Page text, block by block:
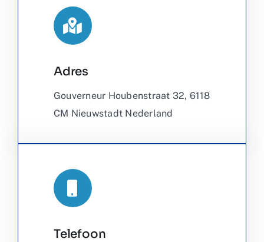
Adres
Gouverneur Houbenstraat 32, 6118
CM Nieuwstadt Nederland
Telefoon